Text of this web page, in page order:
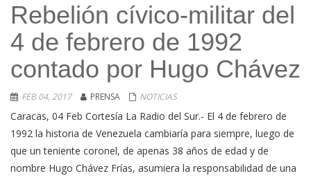
Rebelión cívico-militar del
4 de febrero de 1992
contado por Hugo Chávez
FEB 04, 2017 PRENSA NOTICIAS
Caracas, 04 Feb Cortesía La Radio del Sur.- El 4 de febrero de
1992 la historia de Venezuela cambiaría para siempre, luego de
que un teniente coronel, de apenas 38 años de edad y de
nombre Hugo Chávez Frías, asumiera la responsabilidad de una